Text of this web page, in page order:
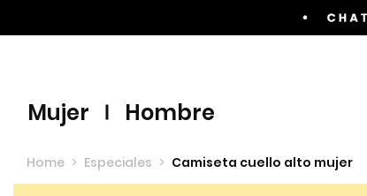
mujer hombre
Home > Especiales > Camiseta cuello alto mujer